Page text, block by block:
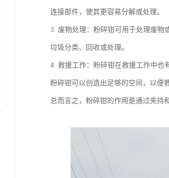
连接部件，使其更容易分解或处理。
3. 废物处理：粉碎钳可用于处理废物
垃圾分类、回收或处理。
4. 救援工作：粉碎钳在救援工作中也
粉碎钳可以创造出足够的空间，以便
总而言之，粉碎钳的作用是通过夹持